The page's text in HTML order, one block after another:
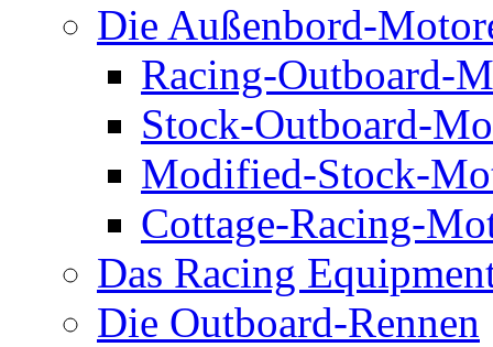
Die Außenbord-
Racing-Outboard-
Stock-Outboard-
Modified-Stock-
Cottage-Racing-
Das Racing
Die Outboard-Rennen